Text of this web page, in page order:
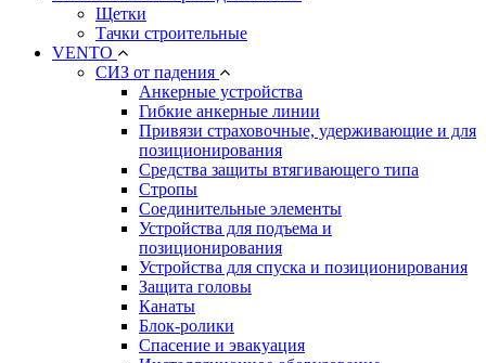
Щетки
Тачки строительные
VENTO
СИЗ от падения
Анкерные устройства
Гибкие анкерные линии
Привязи страховочные, удерживающие и для
позиционирования
Средства защиты втягивающего типа
Стропы
Соединительные элементы
Устройства для подъема и
позиционирования
Устройства для спуска и позиционирования
Защита головы
Канаты
Блок-ролики
Спасение и эвакуация